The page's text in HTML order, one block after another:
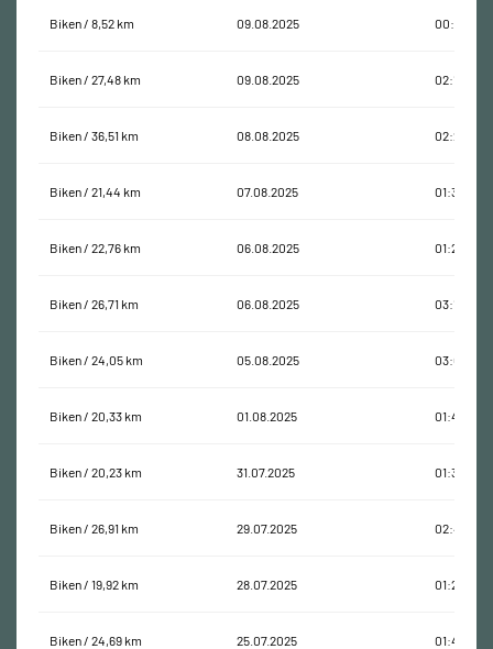
Biken / 8,52 km 09.08.2025 00:31:51
Biken / 27,48 km 09.08.2025 02:15:42
Biken / 36,51 km 08.08.2025 02:26:11
Biken / 21,44 km 07.08.2025 01:38:33
Biken / 22,76 km 06.08.2025 01:23:47
Biken / 26,71 km 06.08.2025 03:14:51
Biken / 24,05 km 05.08.2025 03:09:43
Biken / 20,33 km 01.08.2025 01:43:40
Biken / 20,23 km 31.07.2025 01:31:52
Biken / 26,91 km 29.07.2025 02:48:59
Biken / 19,92 km 28.07.2025 01:24:38
Biken / 24,69 km 25.07.2025 01:42:02